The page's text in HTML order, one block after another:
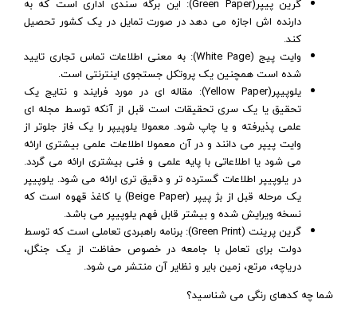
گرین پیپر(Green Paper): این برگه سندی اداری است که به
دارنده اش اجازه می دهد در صورت تمایل در یک کشور تحصیل
کند.
وایت پیج (White Page): به معنی اطلاعات تماس تجاری تایید
شده است همچنین یک پروتکل جستجوی اینترنتی است.
یلوپیپر(Yellow Paper): مقاله ای در مورد فرایند و نتایج یک
تحقیق یا یک سری تحقیقات است قبل از آنکه توسط مجله ای
علمی پذیرفته و یا چاپ شود. معمولا یلوپیپر را یک فاز جلوتر از
وایت پیپر می دانند و در آن معمولا اطلاعات علمی بیشتری ارائه
می شود یا اطلاعاتی با پایه علمی و فنی بیشتری ارائه می گردد.
در یلوپیپر اطلاعات گسترده تر و دقیق تری ارائه می شود. یلوپیپر
یک مرحله قبل از بژ پیپر (Beige Paper) یا کاغذ قهوه است که
نسخه ویرایش شده و بیشتر قابل فهم یلوپیپر می باشد.
گرین پرینت (Green Print): برنامه راهبردی تعاملی است که توسط
دولت برای تعامل با جامعه در خصوص حفاظت از یک جنگل،
دریاچه، مرتع، زمین بایر و نظایر آن منتشر می شود.
شما چه کدهای رنگی می شناسید؟